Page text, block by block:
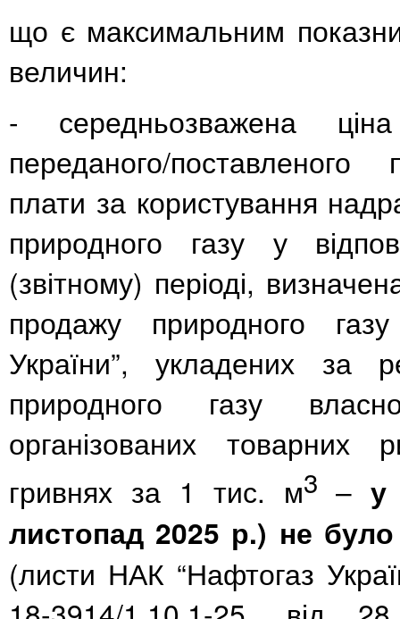
що є максимальним
величин:
- середньозважена
переданого/
плати за користування
природного газу у
(звітному) періоді,
продажу природного
України”,
укладених за
природного газу
організованих
гривнях за 1 тис. м3 – у
листопад 2025 р.) не
(листи НАК “Нафтогаз